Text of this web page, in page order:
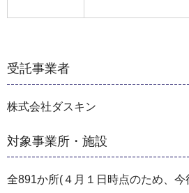
受託事業者
株式会社ダスキン
対象事業所・施設
全891か所(４月１日時点のため、